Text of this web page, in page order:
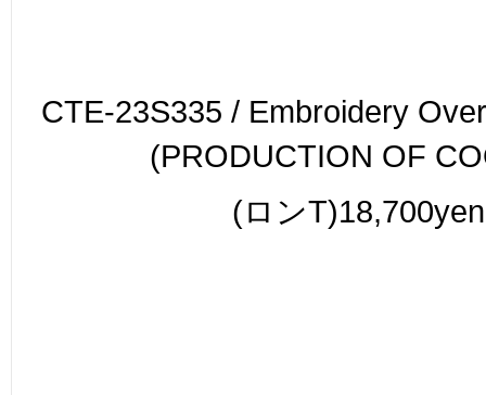
CTE-23S335 / Embroidery
(PRODUCTION OF
(ロンT)18,700yen